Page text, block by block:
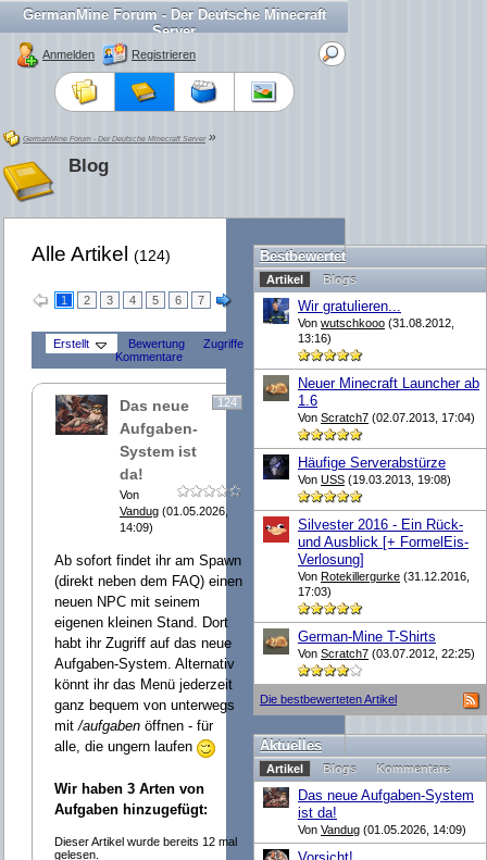
GermanMine Forum - Der Deutsche Minecraft
Server
Anmelden Registrieren
GermanMine Forum - Der Deutsche Minecraft Server»
Blog
Alle Artikel (124)
1 2 3 4 5 6 7
Erstellt Bewertung
Zugriffe
Kommentare
124
Das neue
Aufgaben-
System ist
da!
Von
Vandug (01.05.2026,
14:09)
Ab sofort findet ihr am Spawn
(direkt neben dem FAQ) einen
neuen NPC mit seinem
eigenen kleinen Stand. Dort
habt ihr Zugriff auf das neue
Aufgaben-System. Alternativ
könnt ihr das Menü jederzeit
ganz bequem von unterwegs
mit/aufgaben öffnen - für
alle, die ungern laufen
Wir haben 3 Arten von
Aufgaben hinzugefügt:
Dieser Artikel wurde bereits 12 mal
gelesen.
Bestbewertet
Artikel Blogs
Wir gratulieren...
Von wutschkooo (31.08.2012,
13:16)
Neuer Minecraft Launcher ab
1.6
Von Scratch7 (02.07.2013, 17:04)
Häufige Serverabstürze
Von USS (19.03.2013, 19:08)
Silvester 2016 - Ein Rück-
und Ausblick [+ FormelEis-
Verlosung]
Von Rotekillergurke (31.12.2016,
17:03)
German-Mine T-Shirts
Von Scratch7 (03.07.2012, 22:25)
Die bestbewerteten Artikel
Aktuelles
Artikel Blogs Kommentare
Das neue Aufgaben-System
ist da!
Von Vandug (01.05.2026, 14:09)